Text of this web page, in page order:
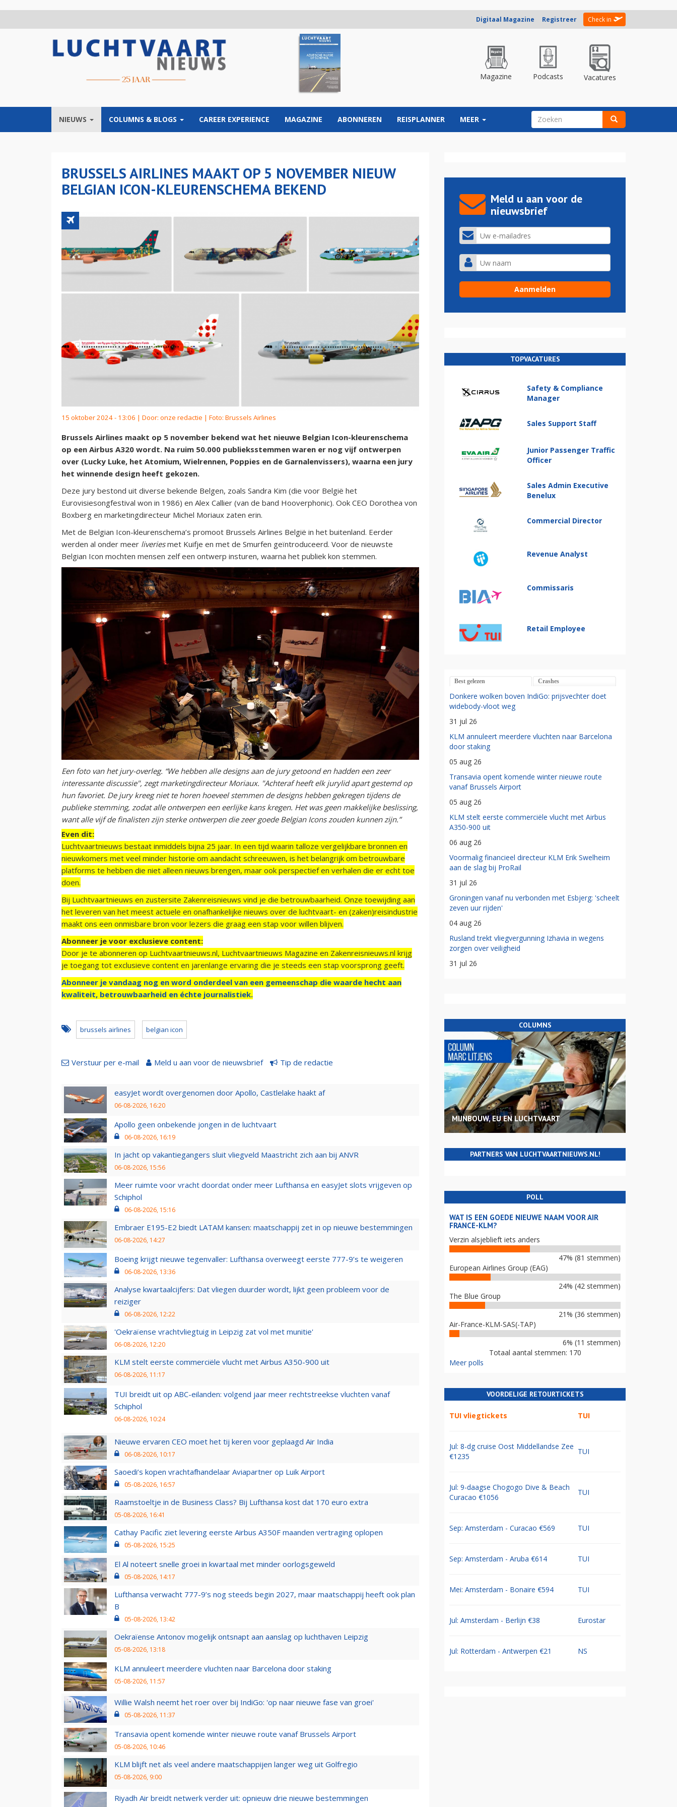
Digitaal Magazine Registreer Check in
Magazine Podcasts Vacatures
NIEUWS COLUMNS & BLOGS CAREER EXPERIENCE MAGAZINE ABONNEREN REISPLANNER MEER ZOEKVELD
BRUSSELS AIRLINES MAAKT OP 5 NOVEMBER NIEUW
BELGIAN ICON-KLEURENSCHEMA BEKEND
15 oktober 2024 - 13:06 | Door: onze redactie | Foto: Brussels Airlines
Brussels Airlines maakt op 5 november bekend wat het nieuwe Belgian Icon-kleurenschema
op een Airbus A320 wordt. Na ruim 50.000 publieksstemmen waren er nog vijf ontwerpen
over (Lucky Luke, het Atomium, Wielrennen, Poppies en de Garnalenvissers), waarna een jury
het winnende design heeft gekozen.
Deze jury bestond uit diverse bekende Belgen, zoals Sandra Kim (die voor België het
Eurovisiesongfestival won in 1986) en Alex Callier (van de band Hooverphonic). Ook CEO Dorothea von
Boxberg en marketingdirecteur Michel Moriaux zaten erin.
Met de Belgian Icon-kleurenschema’s promoot Brussels Airlines België in het buitenland. Eerder
werden al onder meer liveriesmet Kuifje en met de Smurfen geïntroduceerd. Voor de nieuwste
Belgian Icon mochten mensen zelf een ontwerp insturen, waarna het publiek kon stemmen.
Een foto van het jury-overleg. “We hebben alle designs aan de jury getoond en hadden een zeer
interessante discussie", zegt marketingdirecteur Moriaux. "Achteraf heeft elk jurylid apart gestemd op
hun favoriet. De jury kreeg niet te horen hoeveel stemmen de designs hebben gekregen tijdens de
publieke stemming, zodat alle ontwerpen een eerlijke kans kregen. Het was geen makkelijke beslissing,
want alle vijf de finalisten zijn sterke ontwerpen die zeer goede Belgian Icons zouden kunnen zijn.”
Even dit:
Luchtvaartnieuws bestaat inmiddels bijna 25 jaar. In een tijd waarin talloze vergelijkbare bronnen en
nieuwkomers met veel minder historie om aandacht schreeuwen, is het belangrijk om betrouwbare
platforms te hebben die niet alleen nieuws brengen, maar ook perspectief en verhalen die er echt toe
doen.
Bij Luchtvaartnieuws en zustersite Zakenreisnieuws vind je die betrouwbaarheid. Onze toewijding aan
het leveren van het meest actuele en onafhankelijke nieuws over de luchtvaart- en (zaken)reisindustrie
maakt ons een onmisbare bron voor lezers die graag een stap voor willen blijven.
Abonneer je voor exclusieve content:
Door je te abonneren op Luchtvaartnieuws.nl, Luchtvaartnieuws Magazine en Zakenreisnieuws.nl krijg
je toegang tot exclusieve content en jarenlange ervaring die je steeds een stap voorsprong geeft.
Abonneer je vandaag nog en word onderdeel van een gemeenschap die waarde hecht aan
kwaliteit, betrouwbaarheid en échte journalistiek.
brussels airlines belgian icon
Verstuur per e-mail Meld u aan voor de nieuwsbrief Tip de redactie
easyJet wordt overgenomen door Apollo, Castlelake haakt af
06-08-2026, 16:20
Apollo geen onbekende jongen in de luchtvaart
06-08-2026, 16:19
In jacht op vakantiegangers sluit vliegveld Maastricht zich aan bij ANVR
06-08-2026, 15:56
Meer ruimte voor vracht doordat onder meer Lufthansa en easyJet slots vrijgeven op
Schiphol
06-08-2026, 15:16
Embraer E195-E2 biedt LATAM kansen: maatschappij zet in op nieuwe bestemmingen
06-08-2026, 14:27
Boeing krijgt nieuwe tegenvaller: Lufthansa overweegt eerste 777-9’s te weigeren
06-08-2026, 13:36
Analyse kwartaalcijfers: Dat vliegen duurder wordt, lijkt geen probleem voor de
reiziger
06-08-2026, 12:22
'Oekraïense vrachtvliegtuig in Leipzig zat vol met munitie'
06-08-2026, 12:20
KLM stelt eerste commerciële vlucht met Airbus A350-900 uit
06-08-2026, 11:17
TUI breidt uit op ABC-eilanden: volgend jaar meer rechtstreekse vluchten vanaf
Schiphol
06-08-2026, 10:24
Nieuwe ervaren CEO moet het tij keren voor geplaagd Air India
06-08-2026, 10:17
Saoedi’s kopen vrachtafhandelaar Aviapartner op Luik Airport
05-08-2026, 16:57
Raamstoeltje in de Business Class? Bij Lufthansa kost dat 170 euro extra
05-08-2026, 16:41
Cathay Pacific ziet levering eerste Airbus A350F maanden vertraging oplopen
05-08-2026, 15:25
El Al noteert snelle groei in kwartaal met minder oorlogsgeweld
05-08-2026, 14:17
Lufthansa verwacht 777-9’s nog steeds begin 2027, maar maatschappij heeft ook plan
B
05-08-2026, 13:42
Oekraïense Antonov mogelijk ontsnapt aan aanslag op luchthaven Leipzig
05-08-2026, 13:18
KLM annuleert meerdere vluchten naar Barcelona door staking
05-08-2026, 11:57
Willie Walsh neemt het roer over bij IndiGo: 'op naar nieuwe fase van groei'
05-08-2026, 11:37
Transavia opent komende winter nieuwe route vanaf Brussels Airport
05-08-2026, 10:46
KLM blijft net als veel andere maatschappijen langer weg uit Golfregio
05-08-2026, 9:00
Riyadh Air breidt netwerk verder uit: opnieuw drie nieuwe bestemmingen
Meld u aan voor de
nieuwsbrief
TOPVACATURES
Safety & Compliance
Manager
Sales Support Staff
Junior Passenger Traffic
Officer
Sales Admin Executive
Benelux
Commercial Director
Revenue Analyst
Commissaris
Retail Employee
Best gelezen Crashes
Donkere wolken boven IndiGo: prijsvechter doet
widebody-vloot weg
31 jul 26
KLM annuleert meerdere vluchten naar Barcelona
door staking
05 aug 26
Transavia opent komende winter nieuwe route
vanaf Brussels Airport
05 aug 26
KLM stelt eerste commerciële vlucht met Airbus
A350-900 uit
06 aug 26
Voormalig financieel directeur KLM Erik Swelheim
aan de slag bij ProRail
31 jul 26
Groningen vanaf nu verbonden met Esbjerg: 'scheelt
zeven uur rijden'
04 aug 26
Rusland trekt vliegvergunning Izhavia in wegens
zorgen over veiligheid
31 jul 26
COLUMNS
MIJNBOUW, EU EN LUCHTVAART
PARTNERS VAN LUCHTVAARTNIEUWS.NL!
POLL
WAT IS EEN GOEDE NIEUWE NAAM VOOR AIR
FRANCE-KLM?
Verzin alsjeblieft iets anders
47% (81 stemmen)
European Airlines Group (EAG)
24% (42 stemmen)
The Blue Group
21% (36 stemmen)
Air-France-KLM-SAS(-TAP)
6% (11 stemmen)
Totaal aantal stemmen: 170
Meer polls
VOORDELIGE RETOURTICKETS
TUI vliegtickets TUI
Jul: 8-dg cruise Oost Middellandse Zee
€1235
TUI
Jul: 9-daagse Chogogo Dive & Beach
Curacao €1056
TUI
Sep: Amsterdam - Curacao €569 TUI
Sep: Amsterdam - Aruba €614 TUI
Mei: Amsterdam - Bonaire €594 TUI
Jul: Amsterdam - Berlijn €38 Eurostar
Jul: Rotterdam - Antwerpen €21 NS